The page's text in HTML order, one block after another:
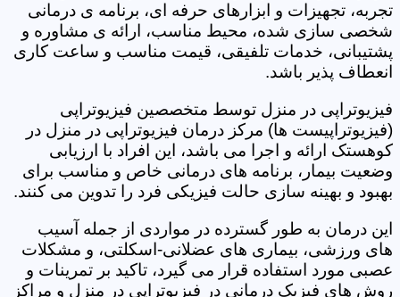
تجربه، تجهیزات و ابزارهای حرفه ای، برنامه ی درمانی
شخصی سازی شده، محیط مناسب، ارائه ی مشاوره و
پشتیبانی، خدمات تلفیقی، قیمت مناسب و ساعت کاری
انعطاف پذیر باشد.
فیزیوتراپی در منزل توسط متخصصین فیزیوتراپی
(فیزیوتراپیست ها) مرکز درمان فیزیوتراپی در منزل در
کوهستک ارائه و اجرا می باشد، این افراد با ارزیابی
وضعیت بیمار، برنامه های درمانی خاص و مناسب برای
بهبود و بهینه سازی حالت فیزیکی فرد را تدوین می کنند.
این درمان به طور گسترده در مواردی از جمله آسیب
های ورزشی، بیماری های عضلانی-اسکلتی، و مشکلات
عصبی مورد استفاده قرار می گیرد، تاکید بر تمرینات و
روش های فیزیک درمانی در فیزیوتراپی در منزل و مراکز